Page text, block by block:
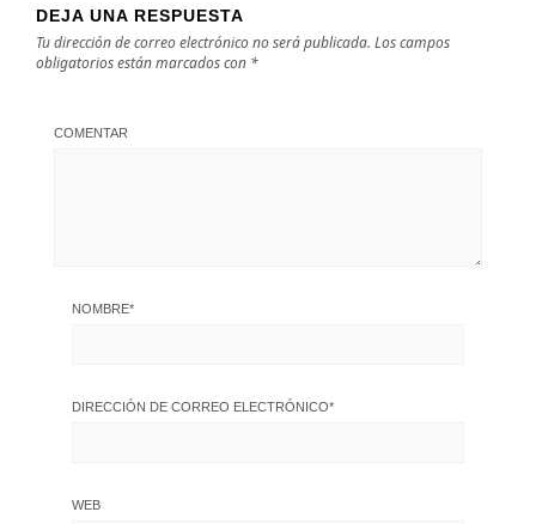
DEJA UNA RESPUESTA
Tu dirección de correo electrónico no será publicada. Los campos
obligatorios están marcados con *
COMENTAR
NOMBRE*
DIRECCIÓN DE CORREO ELECTRÓNICO*
WEB